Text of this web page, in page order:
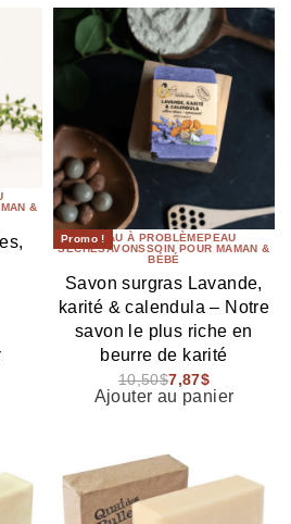
&
Promo !PEAU À PROBLÈMEPEAU
SÈCHESAVONSSOIN POUR MAMAN &
BÉBÉ
Savon surgras Lavande,
karité & calendula – Notre
savon le plus riche en
beurre de karité
10,50$7,87$
Ajouter au panier